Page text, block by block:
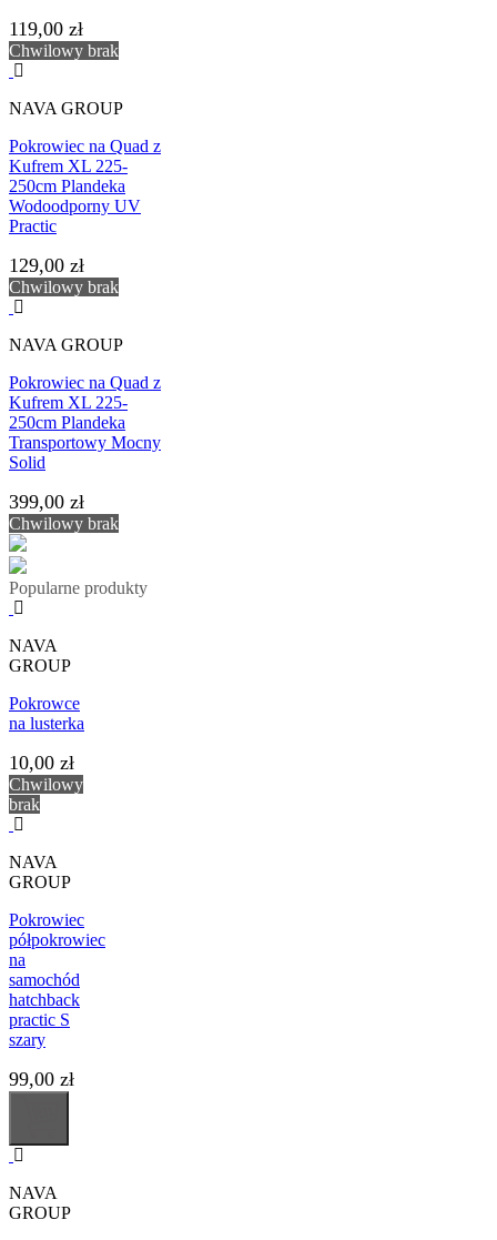
119,00 zł
Chwilowy brak
NAVA GROUP
Pokrowiec na Quad z
Kufrem XL 225-
250cm Plandeka
Wodoodporny UV
Practic
129,00 zł
Chwilowy brak
NAVA GROUP
Pokrowiec na Quad z
Kufrem XL 225-
250cm Plandeka
Transportowy Mocny
Solid
399,00 zł
Chwilowy brak
Popularne produkty
NAVA
GROUP
Pokrowce
na lusterka
10,00 zł
Chwilowy
brak
NAVA
GROUP
Pokrowiec
półpokrowiec
na
samochód
hatchback
practic S
szary
99,00 zł
NAVA
GROUP